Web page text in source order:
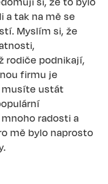
a tak na mě se
Myslím si, že
rodiče podnikají,
firmu je
musíte ustát
radosti a
mě bylo naprosto